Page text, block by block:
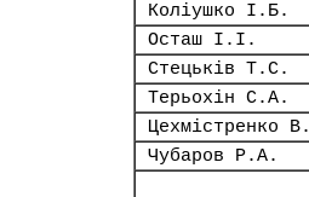
Коліушко І.Б.
Осташ І.І.
Стецьків Т.С.
Терьохін С.А.
Цехмістренко
Чубаров Р.А.